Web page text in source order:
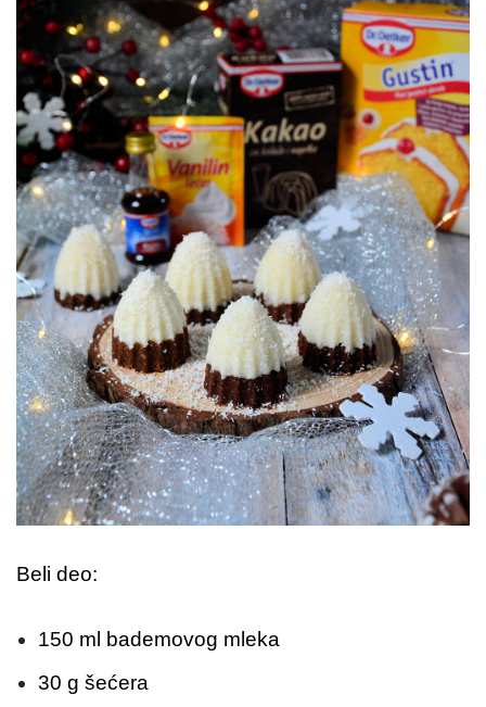
Beli deo:
150 ml bademovog mleka
30 g šećera